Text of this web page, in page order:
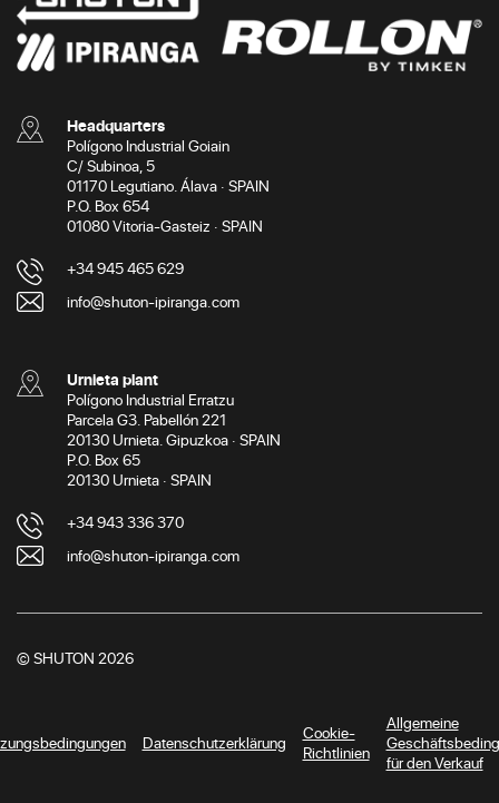
Headquarters
Polígono Industrial Goiain
C/ Subinoa, 5
01170 Legutiano. Álava · SPAIN
P.O. Box 654
01080 Vitoria-Gasteiz · SPAIN
+34 945 465 629
info@shuton-ipiranga.com
Urnieta plant
Polígono Industrial Erratzu
Parcela G3. Pabellón 221
20130 Urnieta. Gipuzkoa · SPAIN
P.O. Box 65
20130 Urnieta · SPAIN
+34 943 336 370
info@shuton-ipiranga.com
© SHUTON 2026
Datenschutzerklärung
Cookie-
Richtlinien
Allgemeine
für den Verkauf